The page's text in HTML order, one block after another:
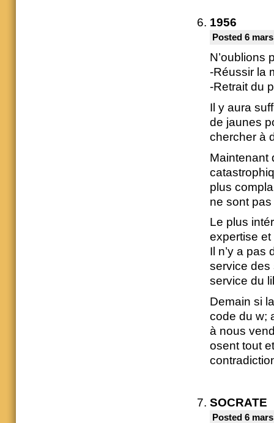
1956
Posted 6
N’oublions
-Réussir la
-Retrait du
Il y aura
de jaunes
chercher à
Maintenant
plus
ne sont
Le plus
expertise et
Il n’y a pas
service des
service du
Demain si
code du w;
à nous
osent tout
SOCRATE
Posted 6